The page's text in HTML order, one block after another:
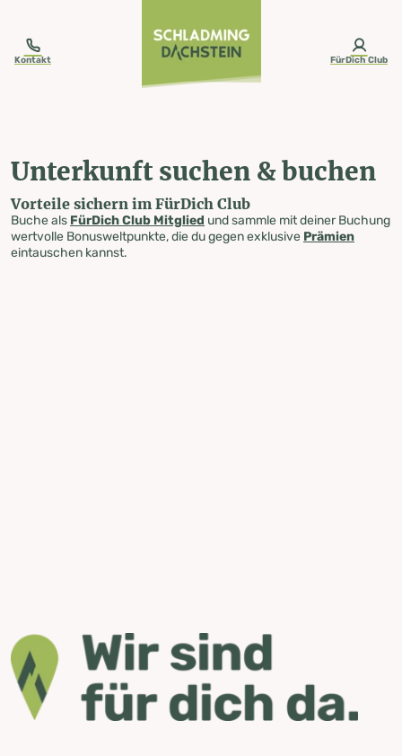
Kontakt FürDich Club
Unterkunft suchen & buchen
Vorteile sichern im FürDich Club
Buche als FürDich Club Mitglied und sammle mit deiner Buchung
wertvolle Bonusweltpunkte, die du gegen exklusive Prämien
eintauschen kannst.